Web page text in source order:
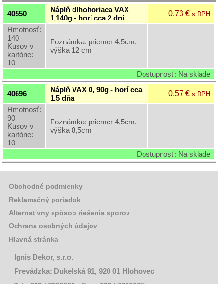
40550
Náplň dlhohoriaca VAX
1,140g - horí cca 2 dni
0.73 €s DPH
Hmotnosť:
140
Kusov v
kartóne:
10
Poznámka: priemer 4,5cm,
výška 12 cm
Dostupnosť: Na sklade
40696
Náplň VAX 0, 90g - horí cca
1,5 dňa
0.57 €s DPH
Hmotnosť:
90
Kusov v
kartóne:
10
Poznámka: priemer 4,5cm,
výška 8,5cm
Dostupnosť: Na sklade
Obchodné podmienky
Reklamačný poriadok
Alternatívny spôsob riešenia sporov
Ochrana osobných údajov
Hlavná stránka
Ignis Dekor, s.r.o.
Prevádzka: Dukelská 91, 920 01 Hlohovec